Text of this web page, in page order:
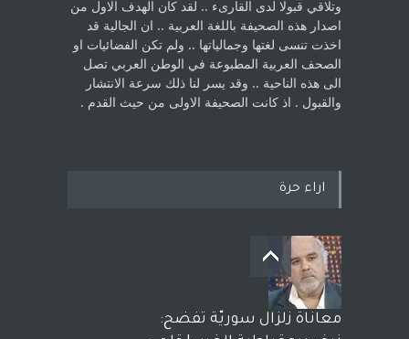
‏وتلاقي قبولا لدى القارىء ..‏ لقد كان الهدف الاول من
اصدار هذه الصحيفة باللغة العربية .. ان الجالية قد
اخذت ‏تنسى لغتها وجمالياتها .. ولم تكن الفضائيات او
الصحف العربية المطبوعة في الوطن ‏العربي تصل
الى هذه الناحية .. وقد يسر لنا ذلك سرعة الانتشار
والقبول . اذ كانت ‏الصحيفة الاولى من حيث القدم . ‏
اراء حرة
معاناة زلزال سوريّة تفضح: